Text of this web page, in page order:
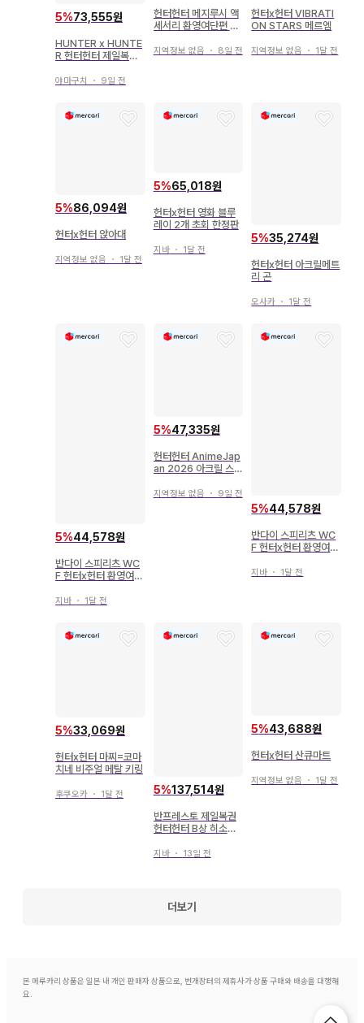
5%73,555원
HUNTER x HUNTE
R 헌터헌터 제일복권
야마구치 ・ 9일 전
헌터헌터 메지루시 액
세서리 환영여단편 컴
지역정보 없음 ・ 8일 전
헌터x헌터 VIBRATI
ON STARS 메르엠
지역정보 없음 ・ 1달 전
5%86,094원
헌터x헌터 앉아대
지역정보 없음 ・ 1달 전
5%65,018원
헌터x헌터 영화 블루
레이 2개 초회 한정판
지바・ 1달 전
5%35,274원
헌터x헌터 아크릴메트
리 곤
오사카 ・ 1달 전
5%44,578원
반다이 스피리츠 WC
F 헌터x헌터 환영여단
지바 ・ 1달 전
5%47,335원
헌터헌터 AnimeJap
an 2026 아크릴 스탠
지역정보 없음 ・ 9일 전
5%44,578원
반다이 스피리츠 WC
F 헌터x헌터 환영여단
지바 ・ 1달 전
5%33,069원
헌터x헌터 마찌=코마
치네 비주얼 메탈 키링
후쿠오카 ・ 1달 전 5%137,514원
반프레스토 제일복권
헌터헌터 B상 히소카
지바・ 13일 전
5%43,688원
헌터x헌터 산큐마트
지역정보 없음 ・ 1달 전
더보기
본 메루카리 상품은 일본 내 개인 판매자 상품으로, 번개장터의 제휴사가 상품 구매와 배송을 대행해
요.